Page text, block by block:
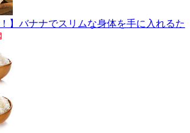
】バナナでスリムな身体を手に入れるた